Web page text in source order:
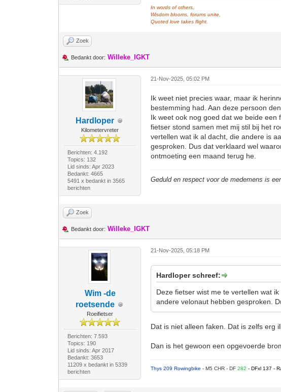
In words of others,
Wisdom blooms, forums unite,
Quoted love takes flight.
Zoek
Bedankt door: Willeke_IGKT
Hardloper
Kilometervreter
Berichten: 4.192
Topics: 132
Lid sinds: Apr 2023
Bedankt: 4665
5491 x bedankt in 3565
berichten
21-Nov-2025, 05:02 PM
Ik weet niet precies waar, maar ik
bestemming had. Aan deze persoon
Ik weet ook nog goed dat we beide
fietser stond samen met mij stil bij het
vertellen wat ik al dacht, die andere is
gesproken. Dus dat verklaard wel
ontmoeting een maand terug he.
Geduld en respect voor de medemens is
Zoek
Bedankt door: Willeke_IGKT
Wim -de
roetsende
Roeifietser
Berichten: 7.593
Topics: 190
Lid sinds: Apr 2017
Bedankt: 3653
11209 x bedankt in 5339
berichten
21-Nov-2025, 05:18 PM
Hardloper schreef:
Deze fietser wist me te vertellen wat
andere velonaut hebben gesproken.
Dat is niet alleen faken. Dat is zelfs erg
Dan is het gewoon een opgevoerde
Thys 209 Rowingbike- M5 CHR - DF282- DFxl 137 -